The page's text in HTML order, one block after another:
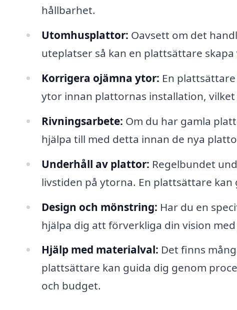
hållbarhet.
Utomhusplattor: Oavsett om det
uteplatser så kan en plattsättare
Korrigera ojämna ytor: En
ytor innan plattornas installation,
Rivningsarbete: Om du har gamla
hjälpa till med detta innan de nya
Underhåll av plattor: Regelbundet
livstiden på ytorna. En plattsättare
Design och mönstring: Har du en
hjälpa dig att förverkliga din vision
Hjälp med materialval: Det finns
plattsättare kan guida dig genom
och budget.